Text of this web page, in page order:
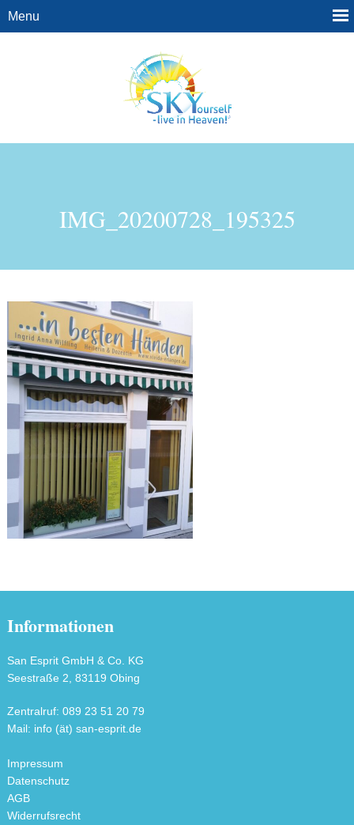
IMG_20200728_195325
Informationen
San Esprit GmbH & Co. KG
Seestraße 2, 83119 Obing
Zentralruf: 089 23 51 20 79
Mail: info (ät) san-esprit.de
Impressum
Datenschutz
AGB
Widerrufsrecht